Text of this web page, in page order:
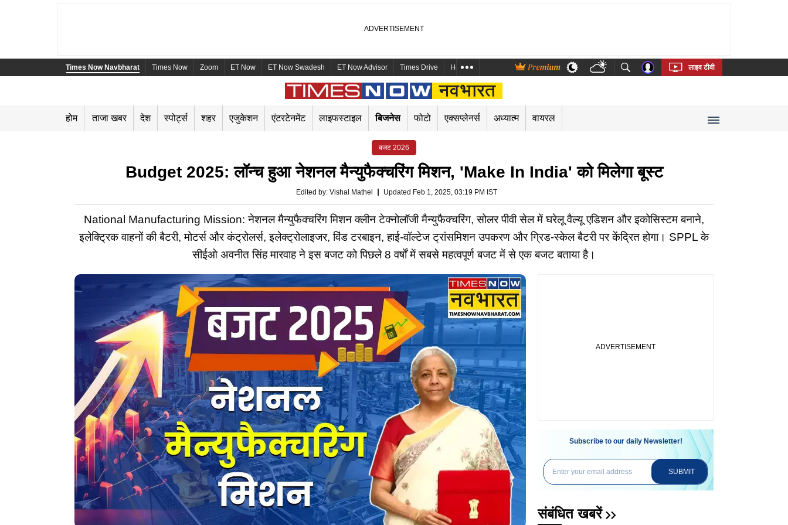
Times Now Navbharat Times Now Zoom ET Now ET Now Swadesh ET Now Advisor Times Drive Health and Me Marathi Bengali Telugu Tamil Kannada Malayalam
लाइव टीवी
होम ताजा खबर देश स्पोर्ट्स शहर एजुकेशन एंटरटेनमेंट लाइफस्टाइल बिजनेस फोटो एक्सप्लेनर्स अध्यात्म वायरल
बजट 2026
Budget 2025: लॉन्च हुआ नेशनल मैन्युफैक्चरिंग मिशन, 'Make In India' को मिलेगा बूस्ट
Edited by: Vishal Mathel Updated Feb 1, 2025, 03:19 PM IST
National Manufacturing Mission: नेशनल मैन्युफैक्चरिंग मिशन क्लीन टेक्नोलॉजी मैन्युफैक्चरिंग, सोलर पीवी सेल में घरेलू वैल्यू एडिशन और इकोसिस्टम बनाने,
इलेक्ट्रिक वाहनों की बैटरी, मोटर्स और कंट्रोलर्स, इलेक्ट्रोलाइजर, विंड टरबाइन, हाई-वॉल्टेज ट्रांसमिशन उपकरण और ग्रिड-स्केल बैटरी पर केंद्रित होगा। SPPL के
सीईओ अवनीत सिंह मारवाह ने इस बजट को पिछले 8 वर्षों में सबसे महत्वपूर्ण बजट में से एक बजट बताया है।
Subscribe to our daily Newsletter!
SUBMIT
संबंधित खबरें